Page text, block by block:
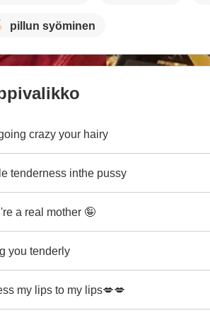
pillun syöminen
crazy your hairy
tenderness inthe pussy
a real mother 🤪
you tenderly
my lips to my lips💋💋